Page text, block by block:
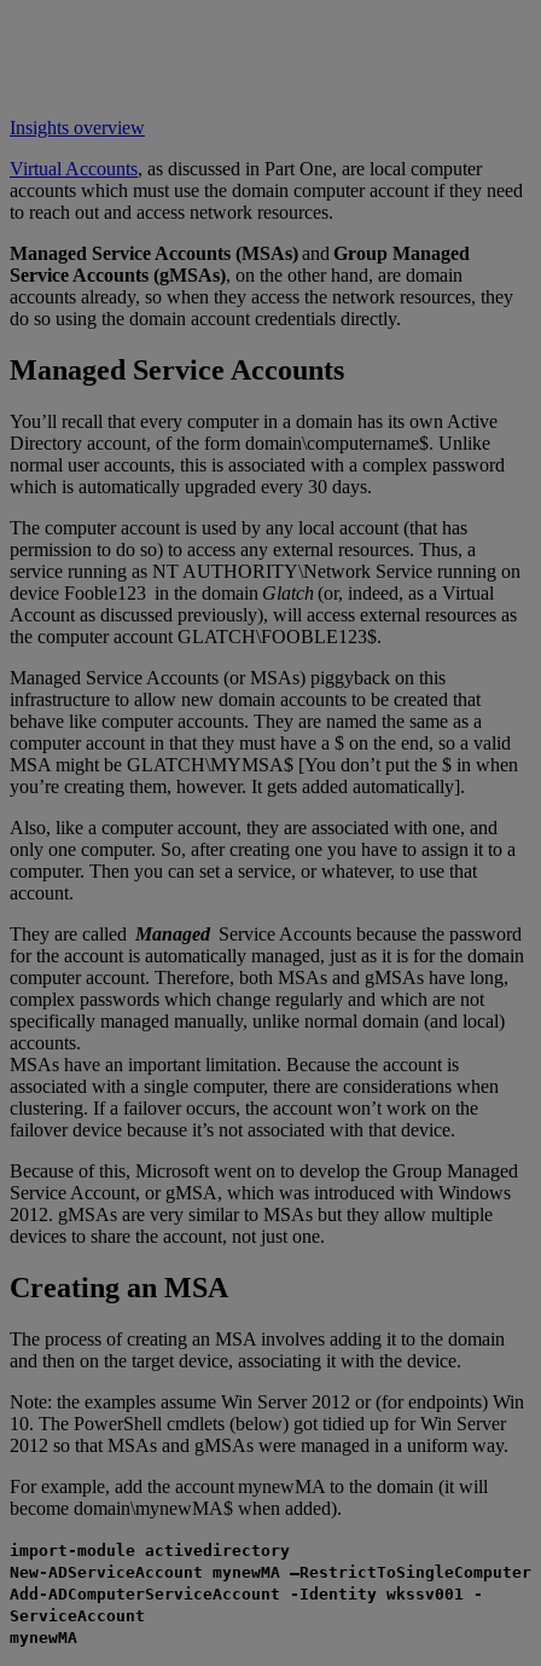
Insights overview
Virtual Accounts, as discussed in Part One, are local computer
accounts which must use the domain computer account if they need
to reach out and access network resources.
Managed Service Accounts (MSAs)andGroup Managed
Service Accounts (gMSAs), on the other hand, are domain
accounts already, so when they access the network resources, they
do so using the domain account credentials directly.
Managed Service Accounts
You’ll recall that every computer in a domain has its own Active
Directory account, of the form domain\computername$. Unlike
normal user accounts, this is associated with a complex password
which is automatically upgraded every 30 days.
The computer account is used by any local account (that has
permission to do so) to access any external resources. Thus, a
service running as NT AUTHORITY\Network Service running on
device Fooble123 in the domain Glatch (or, indeed, as a Virtual
Account as discussed previously), will access external resources as
the computer account GLATCH\FOOBLE123$.
Managed Service Accounts (or MSAs) piggyback on this
infrastructure to allow new domain accounts to be created that
behave like computer accounts. They are named the same as a
computer account in that they must have a $ on the end, so a valid
MSA might be GLATCH\MYMSA$ [You don’t put the $ in when
you’re creating them, however. It gets added automatically].
Also, like a computer account, they are associated with one, and
only one computer. So, after creating one you have to assign it to a
computer. Then you can set a service, or whatever, to use that
account.
They are called Managed Service Accounts because the password
for the account is automatically managed, just as it is for the domain
computer account. Therefore, both MSAs and gMSAs have long,
complex passwords which change regularly and which are not
specifically managed manually, unlike normal domain (and local)
accounts.
MSAs have an important limitation. Because the account is
associated with a single computer, there are considerations when
clustering. If a failover occurs, the account won’t work on the
failover device because it’s not associated with that device.
Because of this, Microsoft went on to develop the Group Managed
Service Account, or gMSA, which was introduced with Windows
2012. gMSAs are very similar to MSAs but they allow multiple
devices to share the account, not just one.
Creating an MSA
The process of creating an MSA involves adding it to the domain
and then on the target device, associating it with the device.
Note: the examples assume Win Server 2012 or (for endpoints) Win
10. The PowerShell cmdlets (below) got tidied up for Win Server
2012 so that MSAs and gMSAs were managed in a uniform way.
For example, add the account mynewMA to the domain (it will
become domain\mynewMA$ when added).
import-module activedirectory
New-ADServiceAccount mynewMA –RestrictToSingleComputer
Add-ADComputerServiceAccount -Identity wkssv001 -
ServiceAccount
mynewMA